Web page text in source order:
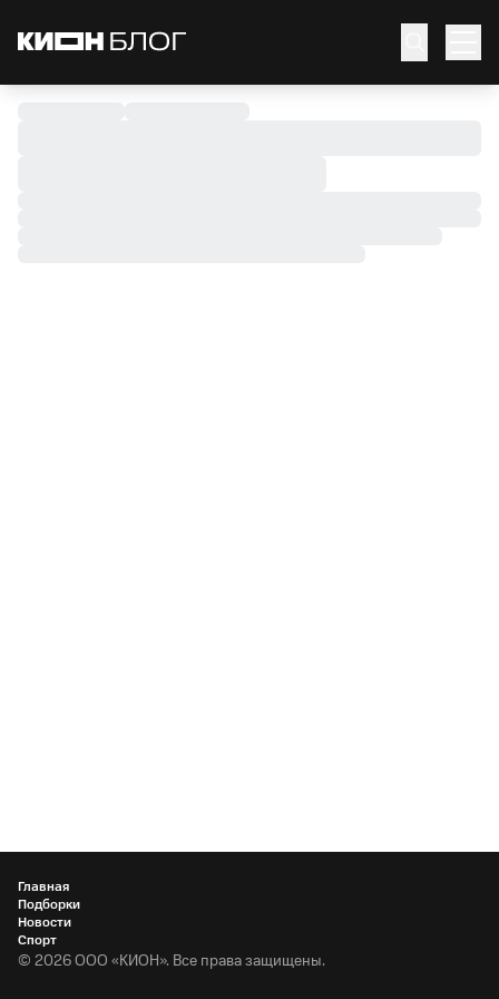
© 2026ООО «КИОН». Все права защищены.
Подборки
Новости
Главная
Спорт